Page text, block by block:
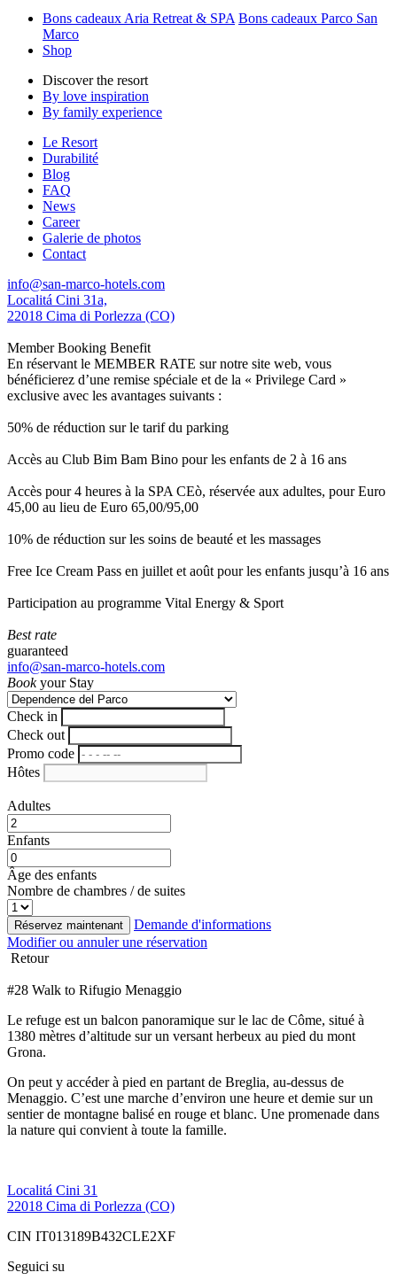
Bons cadeaux Aria Retreat & SPA Bons cadeaux Parco San
Marco
Shop
Discover the resort
By love inspiration
By family experience
Le Resort
Durabilité
Blog
FAQ
News
Career
Galerie de photos
Contact
info@san-marco-hotels.com
Localitá Cini 31a,
22018 Cima di Porlezza (CO)
Member Booking Benefit
En réservant le MEMBER RATE sur notre site web, vous
bénéficierez d’une remise spéciale et de la « Privilege Card »
exclusive avec les avantages suivants :
50% de réduction sur le tarif du parking
Accès au Club Bim Bam Bino pour les enfants de 2 à 16 ans
Accès pour 4 heures à la SPA CEò, réservée aux adultes, pour Euro
45,00 au lieu de Euro 65,00/95,00
10% de réduction sur les soins de beauté et les massages
Free Ice Cream Pass en juillet et août pour les enfants jusqu’à 16 ans
Participation au programme Vital Energy & Sport
Best rate
guaranteed
info@san-marco-hotels.com
Bookyour Stay
Check in
Check out
Promo code
Hôtes
Adultes
Enfants
Âge des enfants
Nombre de chambres / de suites
Réservez maintenant
Demande d'informations
Modifier ou annuler une réservation
Retour
#28 Walk to Rifugio Menaggio
Le refuge est un balcon panoramique sur le lac de Côme, situé à
1380 mètres d’altitude sur un versant herbeux au pied du mont
Grona.
On peut y accéder à pied en partant de Breglia, au-dessus de
Menaggio. C’est une marche d’environ une heure et demie sur un
sentier de montagne balisé en rouge et blanc. Une promenade dans
la nature qui convient à toute la famille.
Localitá Cini 31
22018 Cima di Porlezza (CO)
CIN IT013189B432CLE2XF
Seguici su